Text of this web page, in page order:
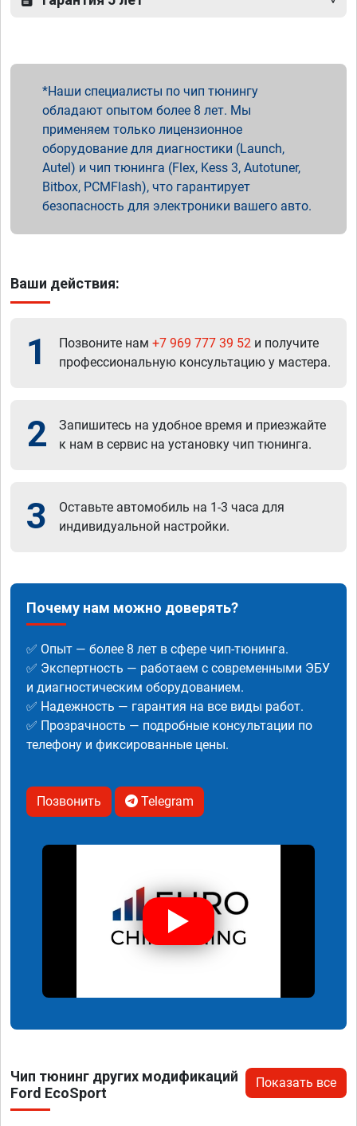
Наши специалисты по чип тюнингу
обладают опытом более 8 лет. Мы
применяем только лицензионное
оборудование для диагностики (Launch,
Autel) и чип тюнинга (Flex, Kess 3, Autotuner,
Bitbox, PCMFlash), что гарантирует
безопасность для электроники вашего авто.
Ваши действия:
1 Позвоните нам +7 969 777 39 52 и получите
профессиональную консультацию у мастера.
2
Запишитесь на удобное время и приезжайте
к нам в сервис на установку чип тюнинга.
3
Оставьте автомобиль на 1-3 часа для
индивидуальной настройки.
Почему нам можно доверять?
✅ Опыт — более 8 лет в сфере чип-тюнинга.
✅ Экспертность — работаем с современными ЭБУ
и диагностическим оборудованием.
✅ Надежность — гарантия на все виды работ.
✅ Прозрачность — подробные консультации по
телефону и фиксированные цены.
Позвонить Telegram
Чип тюнинг других модификаций
Ford EcoSport
Показать все